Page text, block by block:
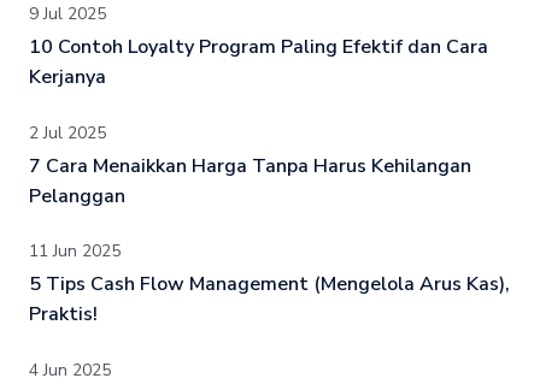
9 Jul 2025
10 Contoh Loyalty Program Paling Efektif dan Cara
Kerjanya
2 Jul 2025
7 Cara Menaikkan Harga Tanpa Harus Kehilangan
Pelanggan
11 Jun 2025
5 Tips Cash Flow Management (Mengelola Arus Kas),
Praktis!
4 Jun 2025